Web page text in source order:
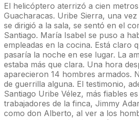
El helicóptero aterrizó a cien
Guacharacas. Uribe Sierra, una
se dirigió a la sala, se sentó en el
Santiago. María Isabel se puso a
empleadas en la cocina. Está claro
pasaría la noche en ese lugar. La
estaba más que clara. Una hora
aparecieron 14 hombres armados.
de guerrilla alguna. El testimonio,
Santiago Uribe Vélez, más fiables
trabajadores de la finca, Jimmy
como don Alberto, al ver a los